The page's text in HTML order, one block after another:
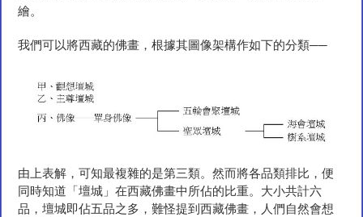
繪。
我們可以將西藏的佛畫，根據其圖像架構作如下的分類──
由上表解，可知最複雜的是第三類。然而將各品類排比，便
同時知道「壇城」在西藏佛畫中所佔的比重。大小共計六
品，壇城即佔五品之多，難怪提到西藏佛畫，人們自然會想